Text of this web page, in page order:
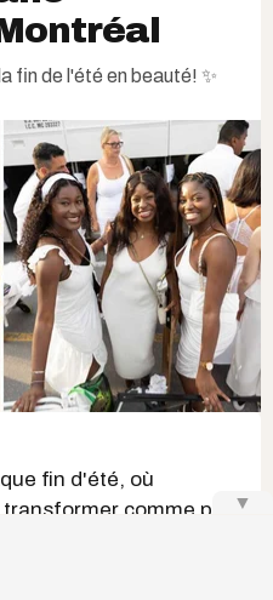
fin de l'été en beauté! ✨
fin d'été, où
comme par
▼